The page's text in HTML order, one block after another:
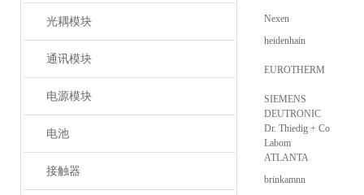
光耦模块
通讯模块
电源模块
电池
接触器
Nexen
heidenhain
EUROTHERM
SIEMENS
DEUTRONIC
Dr. Thiedig + Co
Labom
ATLANTA
brinkamnn